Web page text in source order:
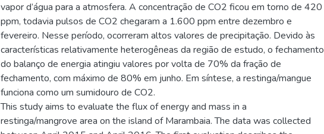
vapor d’água para a atmosfera. A concentração de CO2 ficou em torno de 420
ppm, todavia pulsos de CO2 chegaram a 1.600 ppm entre dezembro e
fevereiro. Nesse período, ocorreram altos valores de precipitação. Devido às
características relativamente heterogêneas da região de estudo, o fechamento
do balanço de energia atingiu valores por volta de 70% da fração de
fechamento, com máximo de 80% em junho. Em síntese, a restinga/mangue
funciona como um sumidouro de CO2.
This study aims to evaluate the flux of energy and mass in a
restinga/mangrove area on the island of Marambaia. The data was collected